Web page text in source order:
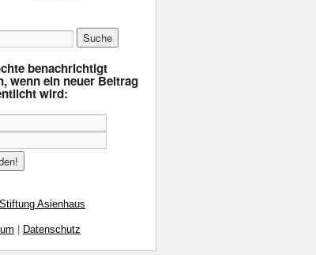
benachrichtigt
wenn ein neuer Beitrag
wird:
Stiftung Asienhaus
Datenschutz